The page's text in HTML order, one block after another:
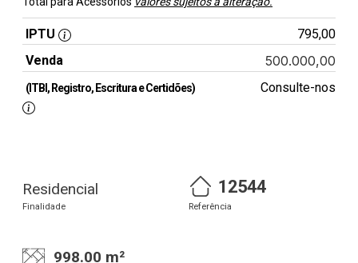
IPTU
795,00
Venda
500.000,00
(ITBI, Registro, Escritura e Certidões) Consulte-nos
Residencial
Finalidade
12544
Referência
998.00 m²